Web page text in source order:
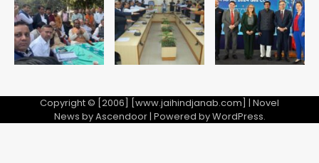
भेजा नोटिस
Copyright © [2006] [www.jaihindjanab.com] | Novel
News byAscendoor| Powered byWordPress.